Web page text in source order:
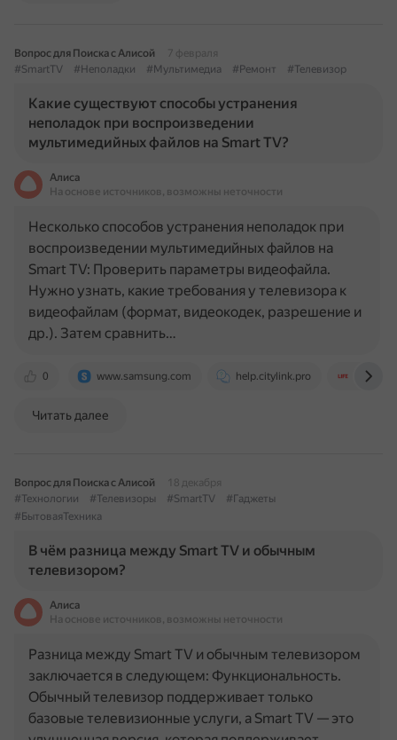
Вопрос для Поиска с Алисой
7 февраля
#SmartTV
#Неполадки #Мультимедиа #Ремонт #Телевизор
Какие существуют способы устранения
неполадок при воспроизведении
мультимедийных файлов на Smart TV?
Алиса
На основе источников, возможны неточности
0 www.samsung.com help.citylink.pro life.ru
Несколько способов устранения неполадок при
воспроизведении мультимедийных файлов на
Smart TV: Проверить параметры видеофайла.
Нужно узнать, какие требования у телевизора к
видеофайлам (формат, видеокодек, разрешение и
др.). Затем сравнить…
Читать далее
Вопрос для Поиска с Алисой
18 декабря
#Технологии
#Телевизоры #SmartTV
#Гаджеты
#БытоваяТехника
В чём разница между Smart TV и обычным
телевизором?
Алиса
На основе источников, возможны неточности
Разница между Smart TV и обычным телевизором
заключается в следующем: Функциональность.
Обычный телевизор поддерживает только
базовые телевизионные услуги, а Smart TV — это